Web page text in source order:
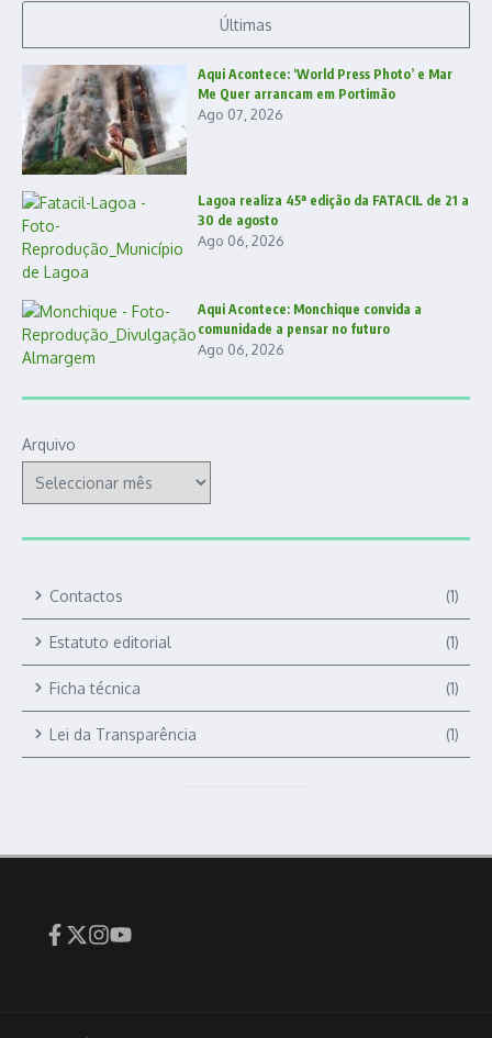
Últimas
Aqui Acontece: ‘World Press Photo’ e Mar
Me Quer arrancam em Portimão
Ago 07, 2026
Lagoa realiza 45ª edição da FATACIL de 21 a
30 de agosto
Ago 06, 2026
Aqui Acontece: Monchique convida a
comunidade a pensar no futuro
Ago 06, 2026
Arquivo
Contactos (1)
Estatuto editorial (1)
Ficha técnica (1)
Lei da Transparência (1)